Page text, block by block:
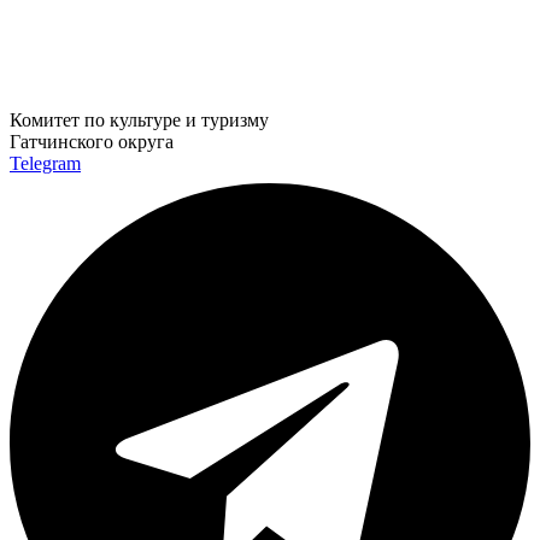
Комитет по культуре и туризму
Гатчинского округа
Telegram